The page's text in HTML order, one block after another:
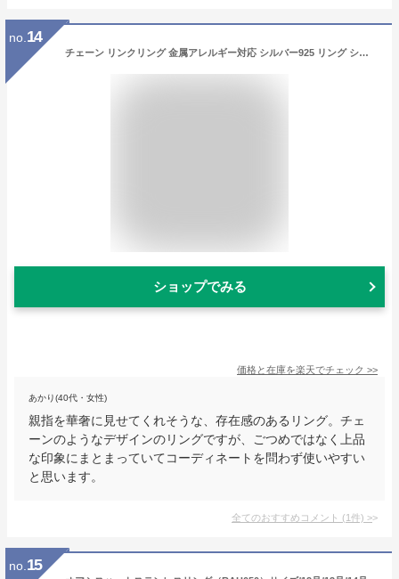
no. 14
チェーン リンクリング 金属アレルギー対応 シルバー925 リング シンプル ゴールド リング 【TORQUE トルク】 人差し指 指輪 シルバーリング 太め レディース silver925 鎖 親指 指輪 シンプル ゴールド 太め 指輪 おしゃれ シンプル シルバー 幅広 ワイド 重ね付け
ショップでみる
価格と在庫を楽天でチェック >>
あかり(40代・女性)
親指を華奢に見せてくれそうな、存在感のあるリング。チェ
ーンのようなデザインのリングですが、ごつめではなく上品
な印象にまとまっていてコーディネートを問わず使いやすい
と思います。
全てのおすすめコメント (1件) >
no. 15